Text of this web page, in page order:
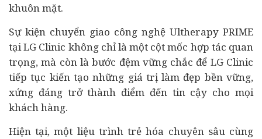
khuôn mặt.
Sự kiện chuyển giao công nghệ Ultherapy PRIME
tại LG Clinic không chỉ là một cột mốc hợp tác quan
trọng, mà còn là bước đệm vững chắc để LG Clinic
tiếp tục kiến tạo những giá trị làm đẹp bền vững,
xứng đáng trở thành điểm đến tin cậy cho mọi
khách hàng.
Hiện tại, một liệu trình trẻ hóa chuyên sâu cùng